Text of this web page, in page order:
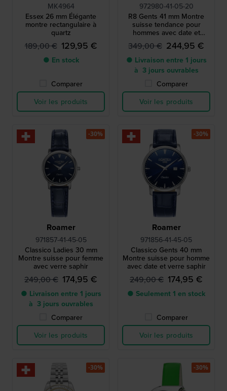
MK4964
Essex 26 mm Élégante
montre rectangulaire à
quartz
189,00 € 129,95 €
● En stock
Comparer
Voir les produits
972980-41-05-20
R8 Gents 41 mm Montre
suisse tendance pour
hommes avec date et
bracelet intégré
349,00 € 244,95 €
● Livraison entre 1 jours
à 3 jours ouvrables
Comparer
Voir les produits
Roamer
971857-41-45-05
Classico Ladies 30 mm
Montre suisse pour femme
avec verre saphir
249,00 € 174,95 €
● Livraison entre 1 jours
à 3 jours ouvrables
Comparer
Voir les produits
-30%
Roamer
971856-41-45-05
Classico Gents 40 mm
Montre suisse pour homme
avec date et verre saphir
249,00 € 174,95 €
● Seulement 1 en stock
Comparer
Voir les produits
-30%
-30% -30%